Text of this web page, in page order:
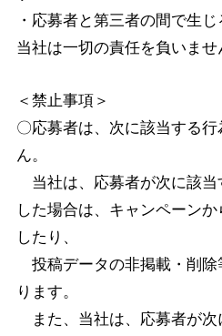
・応募者と第三者の間で生
当社は一切の責任を負いませ
＜禁止事項＞
〇応募者は、次に該当する
ん。
当社は、応募者が次に該当
した場合は、キャンペーン
したり、
投稿データの非掲載・削除
ります。
また、当社は、応募者が次